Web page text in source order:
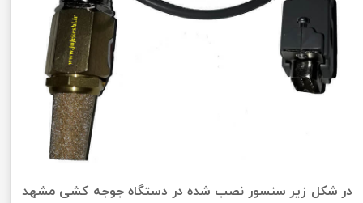
در شکل زیر سنسور نصب شده در دستگاه جوجه کشی مشهد